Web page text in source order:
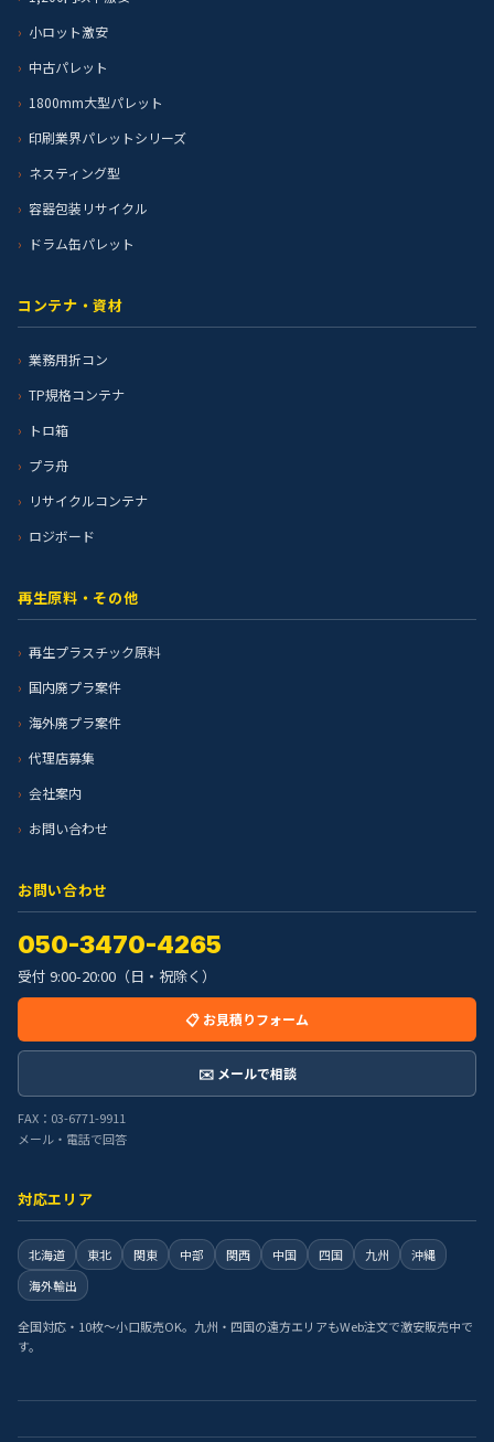
小ロット激安
中古パレット
1800mm大型パレット
印刷業界パレットシリーズ
ネスティング型
容器包装リサイクル
ドラム缶パレット
コンテナ・資材
業務用折コン
TP規格コンテナ
トロ箱
プラ舟
リサイクルコンテナ
ロジボード
再生原料・その他
再生プラスチック原料
国内廃プラ案件
海外廃プラ案件
代理店募集
会社案内
お問い合わせ
お問い合わせ
050-3470-4265
受付 9:00-20:00（日・祝除く）
📋 お見積りフォーム
✉️ メールで相談
FAX：03-6771-9911
メール・電話で回答
対応エリア
北海道 東北 関東 中部 関西 中国 四国 九州
沖縄
海外輸出
全国対応・10枚〜小口販売OK。九州・四国の遠方エリアもWeb注文で激安販売中で
す。